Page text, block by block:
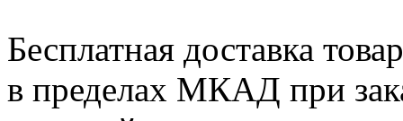
Бесплатная доставка
в пределах МКАД при